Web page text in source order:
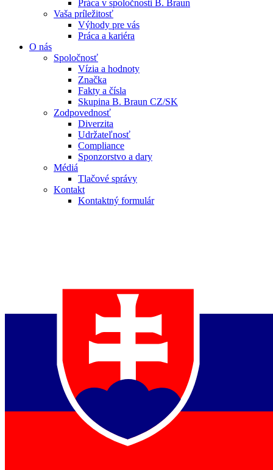
Práca v spoločnosti B. Braun
Vaša príležitosť
Výhody pre vás
Práca a kariéra
O nás
Spoločnosť
Vízia a hodnoty
Značka
Fakty a čísla
Skupina B. Braun CZ/SK
Zodpovednosť
Diverzita
Udržateľnosť
Compliance
Sponzorstvo a dary
Médiá
Tlačové správy
Kontakt
Kontaktný formulár